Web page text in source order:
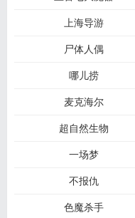
上海导游
尸体人偶
哪儿捞
麦克海尔
超自然生物
一场梦
不报仇
色魔杀手